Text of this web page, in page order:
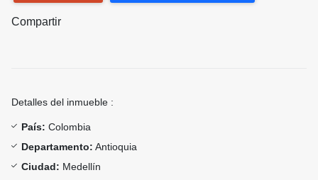
Compartir
Detalles del inmueble :
País: Colombia
Departamento: Antioquia
Ciudad: Medellín